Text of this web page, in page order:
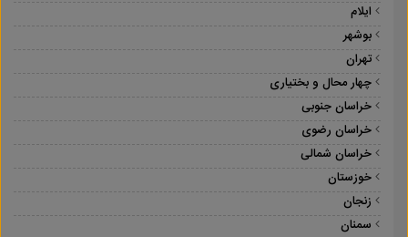
ایلام
بوشهر
تهران
چهار محال و بختیاری
خراسان جنوبی
خراسان رضوی
خراسان شمالی
خوزستان
زنجان
سمنان